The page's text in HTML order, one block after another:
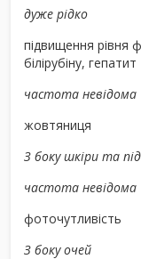
дуже рідко
підвищення рівня
білірубіну, гепатит
частота невідома
жовтяниця
З боку шкіри та
частота невідома
фоточутливість
З боку очей